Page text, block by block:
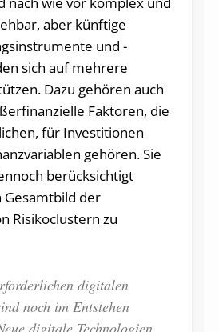
aber künftige
und -
sich auf mehrere
Dazu gehören auch
Faktoren, die
für Investitionen
gehören. Sie
berücksichtigt
der
Risikoclustern zu
digitalen
noch im Entstehen